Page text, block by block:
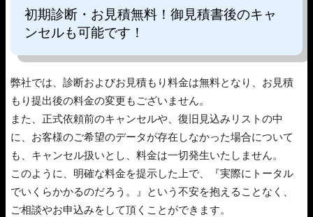
初期診断・お見積無料！御見積書後のキャ
ンセルも可能です！
弊社では、診断およびお見積もり料金は無料となり、お見積
もり提出後の料金の変更もございません。
また、正式依頼前のキャンセルや、復旧見込みリストの中
に、お客様のご希望のデータが存在しなかった場合について
も、キャンセル扱いとし、料金は一切発生いたしません。
このように、明確な料金を提示した上で、『実際にトータル
でいくらかかるのだろう。』という不安を抱えることなく、
ご相談やお申込みをして頂くことができます。